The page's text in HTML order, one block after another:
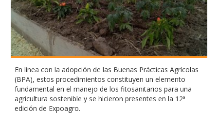
En línea con la adopción de las Buenas Prácticas Agrícolas
(BPA), estos procedimientos constituyen un elemento
fundamental en el manejo de los fitosanitarios para una
agricultura sostenible y se hicieron presentes en la 12ª
edición de Expoagro.